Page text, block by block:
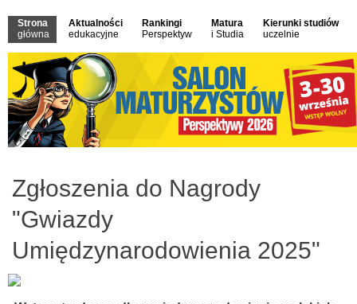
Strona
główna
Aktualności
edukacyjne
Rankingi
Perspektyw
Matura
i Studia
Kierunki studiów
uczelnie
Zgłoszenia do Nagrody
"Gwiazdy
Umiędzynarodowienia 2025"